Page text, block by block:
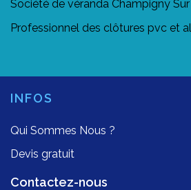
Société de véranda Champigny
Professionnel des clôtures pvc et
INFOS
Qui Sommes Nous ?
Devis gratuit
Contactez-nous